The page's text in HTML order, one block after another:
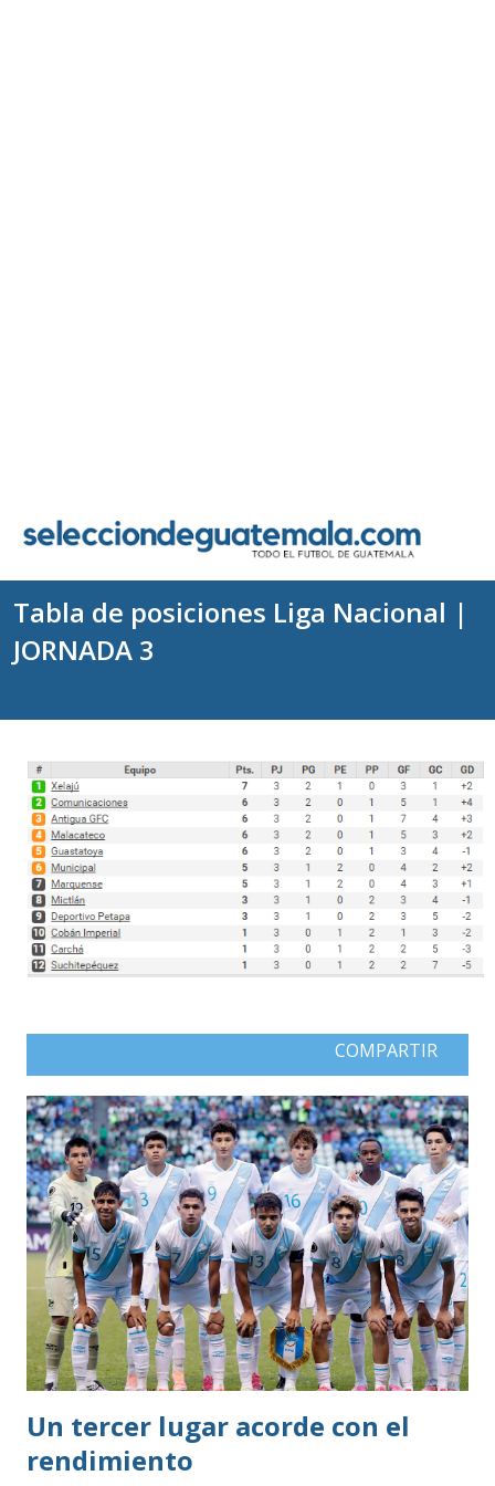
Tabla de posiciones Liga Nacional |
JORNADA 3
COMPARTIR
Un tercer lugar acorde con el
rendimiento